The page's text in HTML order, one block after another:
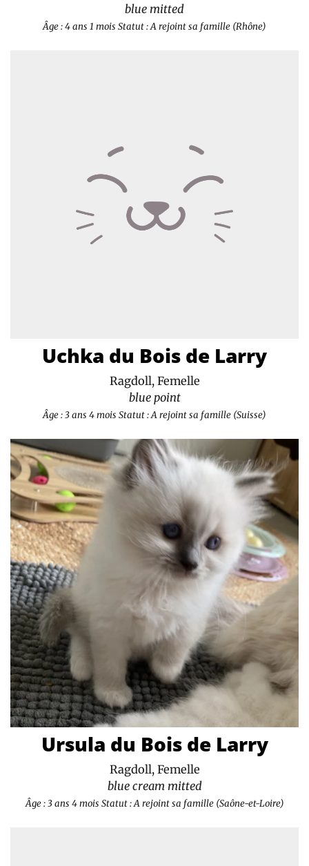
blue mitted
Âge : 4 ans 1 mois Statut : A rejoint sa famille (Rhône)
Uchka du Bois de Larry
Ragdoll, Femelle
blue point
Âge : 3 ans 4 mois Statut : A rejoint sa famille (Suisse)
Ursula du Bois de Larry
Ragdoll, Femelle
blue cream mitted
Âge : 3 ans 4 mois Statut : A rejoint sa famille (Saône-et-Loire)